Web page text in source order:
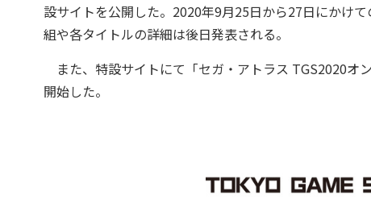
設サイトを公開した。2020年9月25日から27日にかけ
組や各タイトルの詳細は後日発表される。
また、特設サイトにて「セガ・アトラス TGS2020オ
開始した。